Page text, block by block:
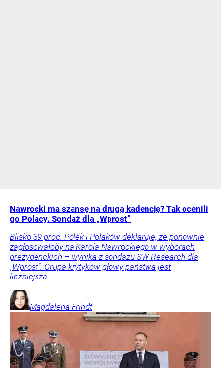
Nawrocki ma szansę na drugą kadencję? Tak ocenili
go Polacy. Sondaż dla „Wprost”
Blisko 39 proc. Polek i Polaków deklaruje, że ponownie
zagłosowałoby na Karola Nawrockiego w wyborach
prezydenckich – wynika z sondażu SW Research dla
„Wprost”. Grupa krytyków głowy państwa jest
liczniejsza.
Magdalena Frindt